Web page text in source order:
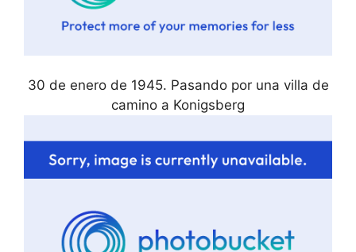
30 de enero de 1945. Pasando por una villa de
camino a Konigsberg